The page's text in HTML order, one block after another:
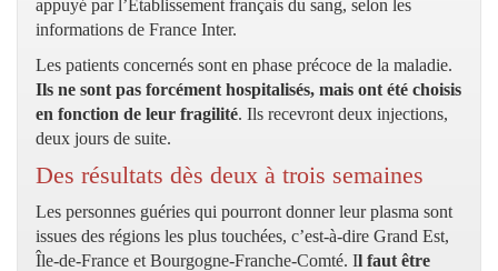
appuyé par l’Établissement français du sang, selon les
informations de France Inter.
Les patients concernés sont en phase précoce de la maladie.
Ils ne sont pas forcément hospitalisés, mais ont été choisis
en fonction de leur fragilité. Ils recevront deux injections,
deux jours de suite.
Des résultats dès deux à trois semaines
Les personnes guéries qui pourront donner leur plasma sont
issues des régions les plus touchées, c’est-à-dire Grand Est,
Île-de-France et Bourgogne-Franche-Comté. Il faut être